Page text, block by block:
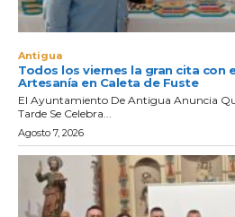
Antigua
Todos los viernes la gran cita con
Artesanía en Caleta de Fuste
El Ayuntamiento De Antigua Anuncia
Tarde Se Celebra...
Agosto 7, 2026